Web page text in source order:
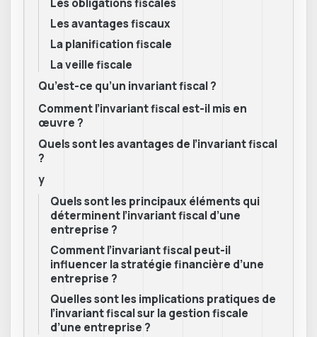
Les obligations fiscales
Les avantages fiscaux
La planification fiscale
La veille fiscale
Qu’est-ce qu’un invariant fiscal ?
Comment l’invariant fiscal est-il mis en
œuvre ?
Quels sont les avantages de l’invariant fiscal
?
y
Quels sont les principaux éléments qui
déterminent l’invariant fiscal d’une
entreprise ?
Comment l’invariant fiscal peut-il
influencer la stratégie financière d’une
entreprise ?
Quelles sont les implications pratiques de
l’invariant fiscal sur la gestion fiscale
d’une entreprise ?